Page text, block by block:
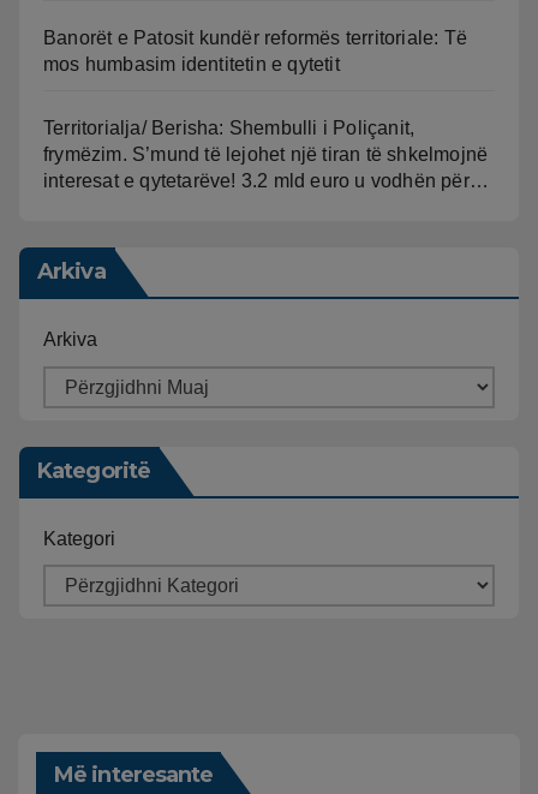
Banorët e Patosit kundër reformës territoriale: Të
mos humbasim identitetin e qytetit
Territorialja/ Berisha: Shembulli i Poliçanit,
frymëzim. S’mund të lejohet një tiran të shkelmojnë
interesat e qytetarëve! 3.2 mld euro u vodhën për…
Arkiva
Arkiva
Kategoritë
Kategori
Më interesante